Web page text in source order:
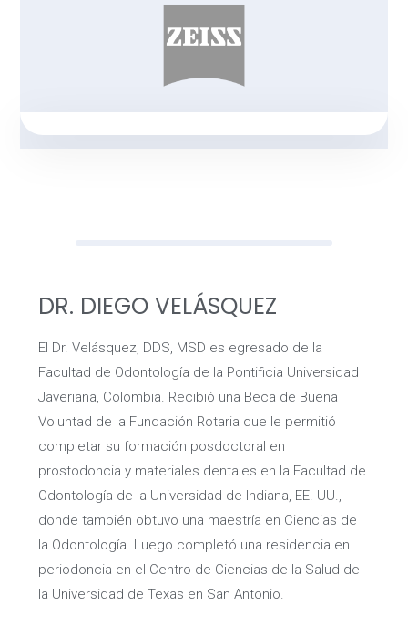
DR. DIEGO VELÁSQUEZ
El Dr. Velásquez, DDS, MSD es egresado de la
Facultad de Odontología de la Pontificia Universidad
Javeriana, Colombia. Recibió una Beca de Buena
Voluntad de la Fundación Rotaria que le permitió
completar su formación posdoctoral en
prostodoncia y materiales dentales en la Facultad de
Odontología de la Universidad de Indiana, EE. UU.,
donde también obtuvo una maestría en Ciencias de
la Odontología. Luego completó una residencia en
periodoncia en el Centro de Ciencias de la Salud de
la Universidad de Texas en San Antonio.